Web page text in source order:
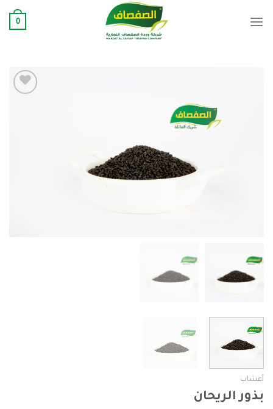
0
أعشاب
بذور الريحان